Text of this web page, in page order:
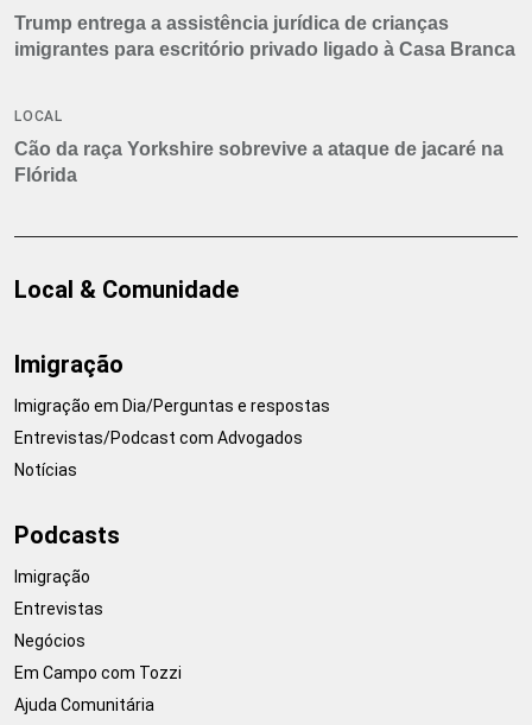
Trump entrega a assistência jurídica de crianças
imigrantes para escritório privado ligado à Casa Branca
LOCAL
Cão da raça Yorkshire sobrevive a ataque de jacaré na
Flórida
Local & Comunidade
Imigração
Imigração em Dia/Perguntas e respostas
Entrevistas/Podcast com Advogados
Notícias
Podcasts
Imigração
Entrevistas
Negócios
Em Campo com Tozzi
Ajuda Comunitária